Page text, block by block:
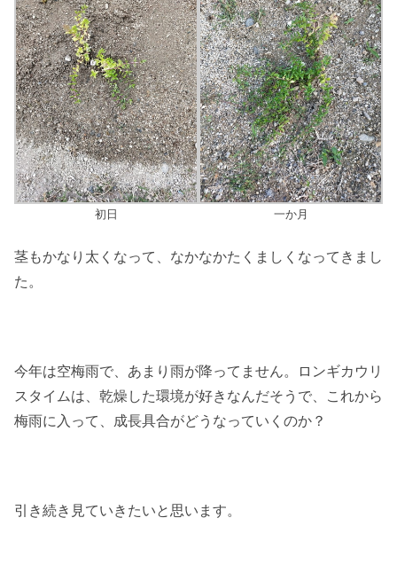
初日 一か月
茎もかなり太くなって、なかなかたくましくなってきまし
た。
今年は空梅雨で、あまり雨が降ってません。ロンギカウリ
スタイムは、乾燥した環境が好きなんだそうで、これから
梅雨に入って、成長具合がどうなっていくのか？
引き続き見ていきたいと思います。